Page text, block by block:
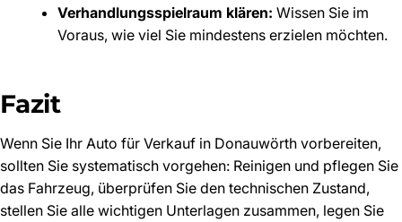
Verhandlungsspielraum klären: Wissen Sie im
Voraus, wie viel Sie mindestens erzielen möchten.
Fazit
Wenn Sie Ihr Auto für Verkauf in Donauwörth vorbereiten,
sollten Sie systematisch vorgehen: Reinigen und pflegen Sie
das Fahrzeug, überprüfen Sie den technischen Zustand,
stellen Sie alle wichtigen Unterlagen zusammen, legen Sie